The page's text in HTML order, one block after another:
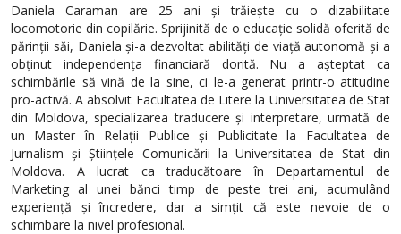
Daniela Caraman are 25 ani și trăiește cu o dizabilitate
locomotorie din copilărie. Sprijinită de o educație solidă oferită de
părinții săi, Daniela și-a dezvoltat abilități de viață autonomă și a
obținut independența financiară dorită. Nu a așteptat ca
schimbările să vină de la sine, ci le-a generat printr-o atitudine
pro-activă. A absolvit Facultatea de Litere la Universitatea de Stat
din Moldova, specializarea traducere și interpretare, urmată de
un Master în Relații Publice și Publicitate la Facultatea de
Jurnalism și Științele Comunicării la Universitatea de Stat din
Moldova. A lucrat ca traducătoare în Departamentul de
Marketing al unei bănci timp de peste trei ani, acumulând
experiență și încredere, dar a simțit că este nevoie de o
schimbare la nivel profesional.